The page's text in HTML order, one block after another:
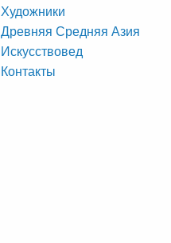
Художники
Древняя Средняя Азия
Искусствовед
Контакты